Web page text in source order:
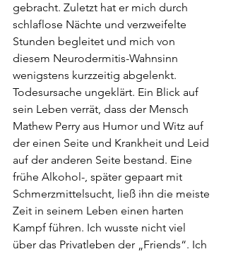
gebracht. Zuletzt hat er mich durch
schlaflose Nächte und verzweifelte
Stunden begleitet und mich von
diesem Neurodermitis-Wahnsinn
wenigstens kurzzeitig abgelenkt.
Todesursache ungeklärt. Ein Blick auf
sein Leben verrät, dass der Mensch
Mathew Perry aus Humor und Witz auf
der einen Seite und Krankheit und Leid
auf der anderen Seite bestand. Eine
frühe Alkohol-, später gepaart mit
Schmerzmittelsucht, ließ ihn die meiste
Zeit in seinem Leben einen harten
Kampf führen. Ich wusste nicht viel
über das Privatleben der „Friends“. Ich